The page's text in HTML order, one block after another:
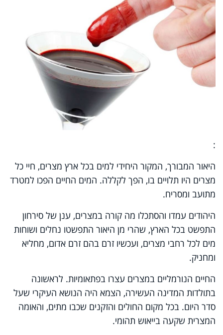
:
היאור המבורך, המקור היחידי למים בכל ארץ מצרים, חיי כל
מצרים היו תלויים בו, הפך לקללה. המים החיים הפכו למטרד
מתועב ומסריח.
היהודים עמדו והסתכלו מה קורה במצרים, ענן של סירחון
התפשט בכל הארץ, שהרי מן היאור התפשטו נחלים ושוחות
מים לכל רחבי מצרים, ועכשיו זרם בהם זרם אדום, מחליא
ומחניק.
החיים הנורמליים במצרים עצרו בפתאומיות. לראשונה
בתולדות המדינה העשירה, הצמא היה הנושא העיקרי שעל
סדר היום. בכל מקום החולים והזקנים שכבו מתים, והאומה
המצרית שקעה בייאוש תהומי.